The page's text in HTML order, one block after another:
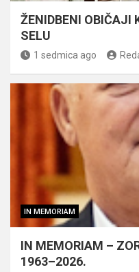
ŽENIDBENI OBIČAJI
SELU
1 sedmica ago
IN MEMORIAM
IN MEMORIAM –
1963–2026.